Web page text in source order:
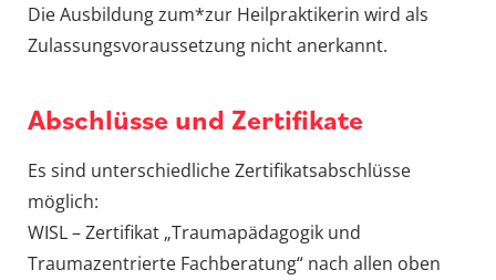
Die Ausbildung zum*zur Heilpraktikerin wird als
Zulassungsvoraussetzung nicht anerkannt.
Abschlüsse und Zertifikate
Es sind unterschiedliche Zertifikatsabschlüsse
möglich:
WISL – Zertifikat „Traumapädagogik und
Traumazentrierte Fachberatung“ nach allen oben